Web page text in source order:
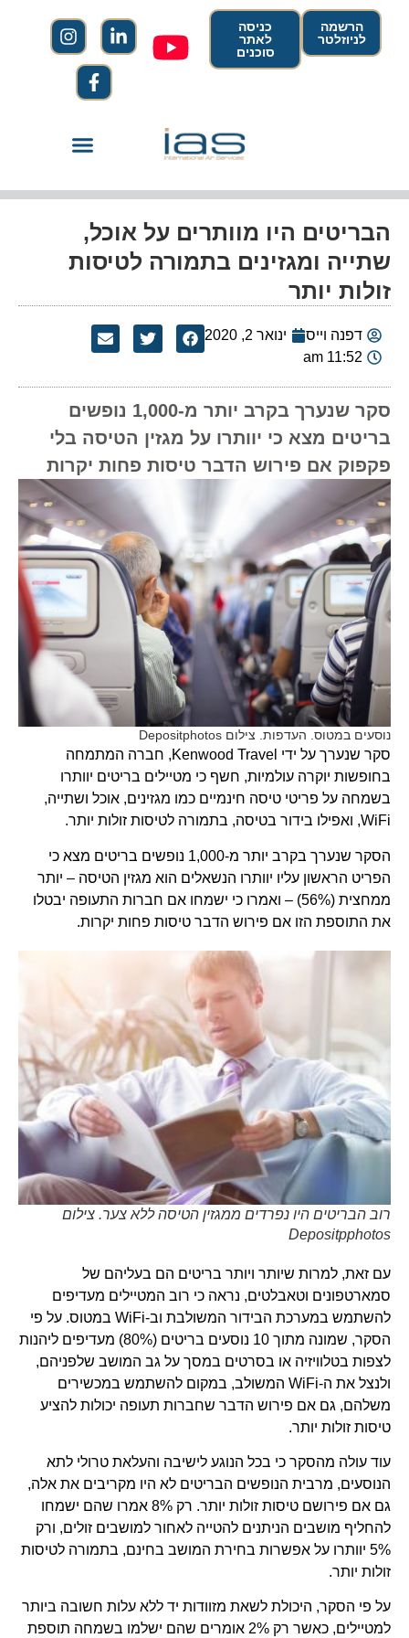
הרשמה
לניוזלטר
כניסה
לאתר
סוכנים
הבריטים היו מוותרים על אוכל,
שתייה ומגזינים בתמורה לטיסות
זולות יותר
דפנה וייס
ינואר 2, 2020
11:52 am
סקר שנערך בקרב יותר מ-1,000 נופשים
בריטים מצא כי יוותרו על מגזין הטיסה בלי
פקפוק אם פירוש הדבר טיסות פחות יקרות
נוסעים במטוס. העדפות. צילום Depositphotos
סקר שנערך על ידי Kenwood Travel, חברה המתמחה
בחופשות יוקרה עולמיות, חשף כי מטיילים בריטים יוותרו
בשמחה על פריטי טיסה חינמיים כמו מגזינים, אוכל ושתייה,
WiFi, ואפילו בידור בטיסה, בתמורה לטיסות זולות יותר.
הסקר שנערך בקרב יותר מ-1,000 נופשים בריטים מצא כי
הפריט הראשון עליו יוותרו הנשאלים הוא מגזין הטיסה – יותר
ממחצית (56%) – ואמרו כי ישמחו אם חברות התעופה יבטלו
את התוספת הזו אם פירוש הדבר טיסות פחות יקרות.
רוב הבריטים היו נפרדים ממגזין הטיסה ללא צער. צילום
Depositpphotos
עם זאת, למרות שיותר ויותר בריטים הם בעליהם של
סמארטפונים וטאבלטים, נראה כי רוב המטיילים מעדיפים
להשתמש במערכת הבידור המשולבת וב-WiFi במטוס. על פי
הסקר, שמונה מתוך 10 נוסעים בריטים (80%) מעדיפים ליהנות
לצפות בטלוויזיה או בסרטים במסך על גב המושב שלפניהם,
ולנצל את ה-WiFi המשולב, במקום להשתמש במכשירים
משלהם, גם אם פירוש הדבר שחברות תעופה יכולות להציע
טיסות זולות יותר.
עוד עולה מהסקר כי בכל הנוגע לישיבה והעלאת טרולי לתא
הנוסעים, מרבית הנופשים הבריטים לא היו מקריבים את אלה,
גם אם פירושם טיסות זולות יותר. רק 8% אמרו שהם ישמחו
להחליף מושבים הניתנים להטייה לאחור למושבים זולים, ורק
5% יוותרו על אפשרות בחירת המושב בחינם, בתמורה לטיסות
זולות יותר.
על פי הסקר, היכולת לשאת מזוודות יד ללא עלות חשובה ביותר
למטיילים, כאשר רק 2% אומרים שהם ישלמו בשמחה תוספת